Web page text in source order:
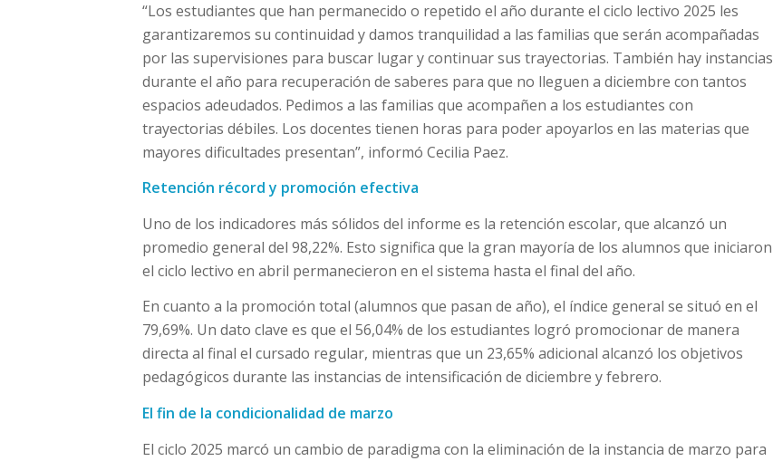
“Los estudiantes que han permanecido o repetido el año durante el ciclo lectivo 2025 les
garantizaremos su continuidad y damos tranquilidad a las familias que serán acompañadas
por las supervisiones para buscar lugar y continuar sus trayectorias. También hay instancias
durante el año para recuperación de saberes para que no lleguen a diciembre con tantos
espacios adeudados. Pedimos a las familias que acompañen a los estudiantes con
trayectorias débiles. Los docentes tienen horas para poder apoyarlos en las materias que
mayores dificultades presentan”, informó Cecilia Paez.
Retención récord y promoción efectiva
Uno de los indicadores más sólidos del informe es la retención escolar, que alcanzó un
promedio general del 98,22%. Esto significa que la gran mayoría de los alumnos que iniciaron
el ciclo lectivo en abril permanecieron en el sistema hasta el final del año.
En cuanto a la promoción total (alumnos que pasan de año), el índice general se situó en el
79,69%. Un dato clave es que el 56,04% de los estudiantes logró promocionar de manera
directa al final el cursado regular, mientras que un 23,65% adicional alcanzó los objetivos
pedagógicos durante las instancias de intensificación de diciembre y febrero.
El fin de la condicionalidad de marzo
El ciclo 2025 marcó un cambio de paradigma con la eliminación de la instancia de marzo para